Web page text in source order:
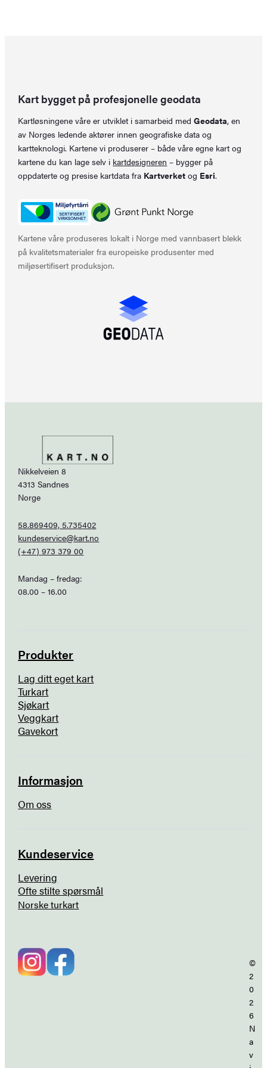
Kart bygget på profesjonelle geodata
Kartløsningene våre er utviklet i samarbeid medGeodata, en
av Norges ledende aktører innen geografiske data og
kartteknologi. Kartene vi produserer – både våre egne kart og
kartene du kan lage selv i kartdesigneren – bygger på
oppdaterte og presise kartdata fra Kartverket og Esri.
Kartene våre produseres lokalt i Norge med vannbasert blekk
på kvalitetsmaterialer fra europeiske produsenter med
miljøsertifisert produksjon.
Nikkelveien 8
4313 Sandnes
Norge
58.869409, 5.735402
kundeservice@kart.no
(+47) 973 379 00
Mandag – fredag:
08.00 – 16.00
Produkter
Lag ditt eget kart
Turkart
Sjøkart
Veggkart
Gavekort
Informasjon
Om oss
Kundeservice
Levering
Ofte stilte spørsmål
Norske turkart
©
2
0
2
6
N
a
v